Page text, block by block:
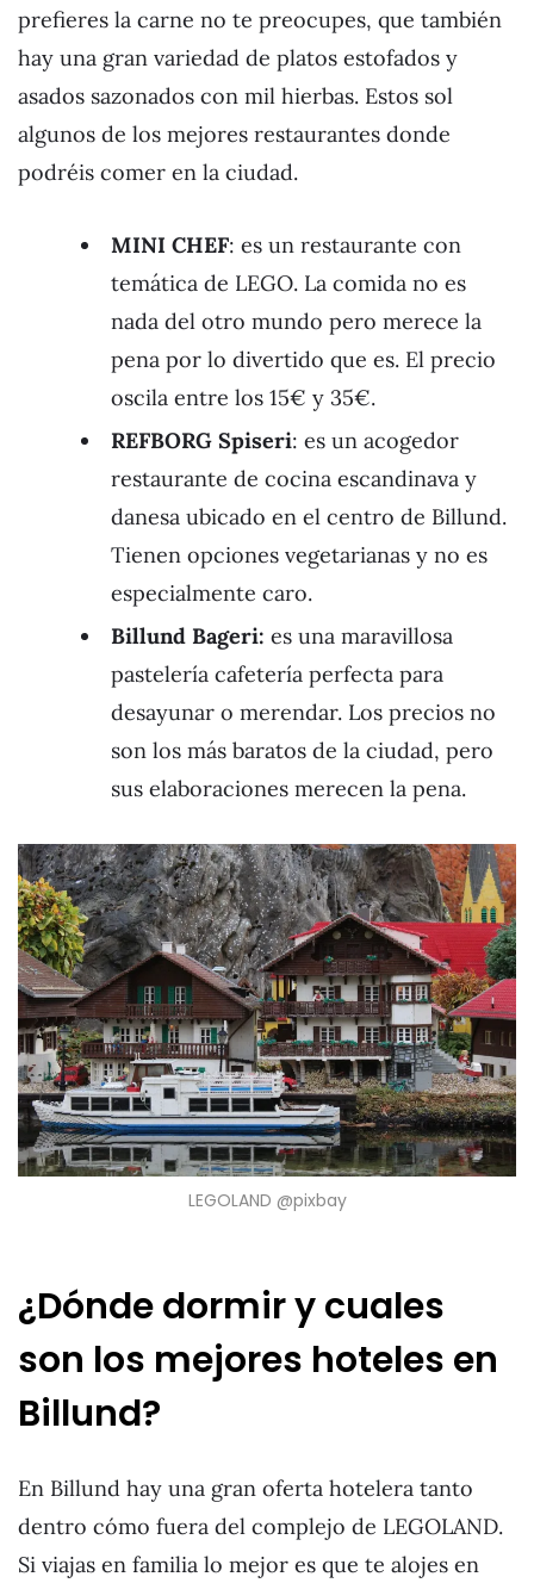
prefieres la carne no te preocupes, que también
hay una gran variedad de platos estofados y
asados sazonados con mil hierbas. Estos sol
algunos de los mejores restaurantes donde
podréis comer en la ciudad.
MINI CHEF: es un restaurante con
temática de LEGO. La comida no es
nada del otro mundo pero merece la
pena por lo divertido que es. El precio
oscila entre los 15€ y 35€.
REFBORG Spiseri: es un acogedor
restaurante de cocina escandinava y
danesa ubicado en el centro de Billund.
Tienen opciones vegetarianas y no es
especialmente caro.
Billund Bageri: es una maravillosa
pastelería cafetería perfecta para
desayunar o merendar. Los precios no
son los más baratos de la ciudad, pero
sus elaboraciones merecen la pena.
LEGOLAND @pixbay
¿Dónde dormir y cuales
son los mejores hoteles en
Billund?
En Billund hay una gran oferta hotelera tanto
dentro cómo fuera del complejo de LEGOLAND.
Si viajas en familia lo mejor es que te alojes en